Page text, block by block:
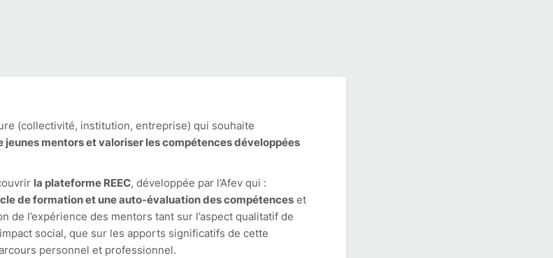
(collectivité, institution, entreprise) qui souhaite
jeunes mentors et valoriser les compétences développées
la plateforme REEC, développée par l’Afev qui :
de formation et une auto-évaluation des compétences et
de l’expérience des mentors tant sur l’aspect qualitatif de
social, que sur les apports significatifs de cette
personnel et professionnel.